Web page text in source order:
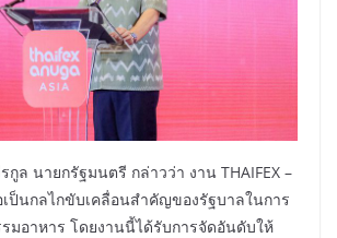
ล นายกรัฐมนตรี กล่าวว่า งาน THAIFEX –
เป็นกลไกขับเคลื่อนสำคัญของรัฐบาลในการ
มอาหาร โดยงานนี้ได้รับการจัดอันดับให้